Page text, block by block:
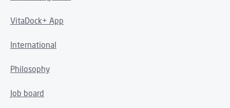
VitaDock+ App
International
Philosophy
Job board